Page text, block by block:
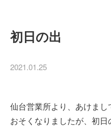
初日の出
2021.01.25
仙台営業所より、あけまし
おそくなりましたが、初日